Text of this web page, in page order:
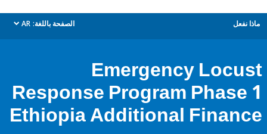
الصفحة باللغة: AR
dropdown
Emergency
Response Program
Ethiopia Additional